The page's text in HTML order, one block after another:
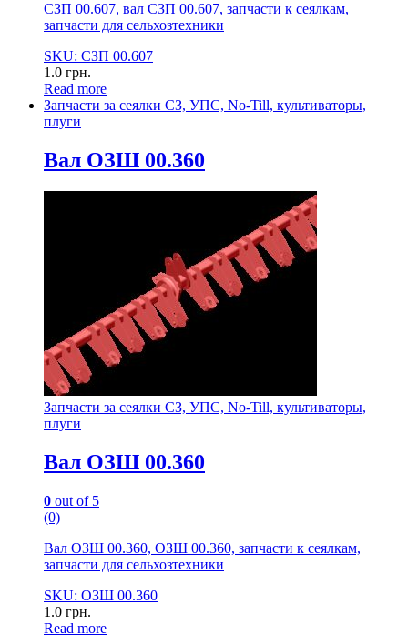
СЗП 00.607, вал СЗП 00.607, запчасти к сеялкам,
запчасти для сельхозтехники
SKU: СЗП 00.607
1.0 грн.
Read more
Запчасти за сеялки СЗ, УПС, No-Till, культиваторы,
плуги
Вал ОЗШ 00.360
Запчасти за сеялки СЗ, УПС, No-Till, культиваторы,
плуги
Вал ОЗШ 00.360
0 out of 5
(0)
Вал ОЗШ 00.360, ОЗШ 00.360, запчасти к сеялкам,
запчасти для сельхозтехники
SKU: ОЗШ 00.360
1.0 грн.
Read more